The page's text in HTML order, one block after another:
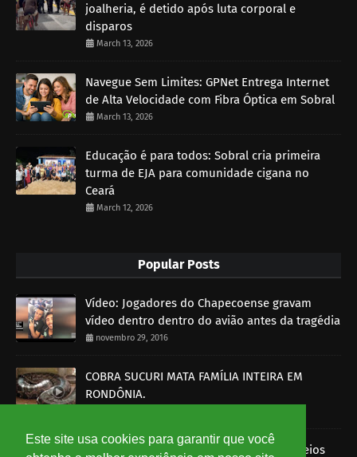
Este site usa cookies para garantir que você
joalheria, é detido após luta corporal e
disparos
March 13, 2026
Navegue Sem Limites: GPNet Entrega Internet
de Alta Velocidade com Fibra Óptica em Sobral
March 13, 2026
Educação é para todos: Sobral cria primeira
turma de EJA para comunidade cigana no
Ceará
March 12, 2026
Popular Posts
Vídeo: Jogadores do Chapecoense gravam
vídeo dentro dentro do avião antes da tragédia
novembro 29, 2016
COBRA SUCURI MATA FAMÍLIA INTEIRA EM
RONDÔNIA.
Imagens mostram funcionários dos Correios